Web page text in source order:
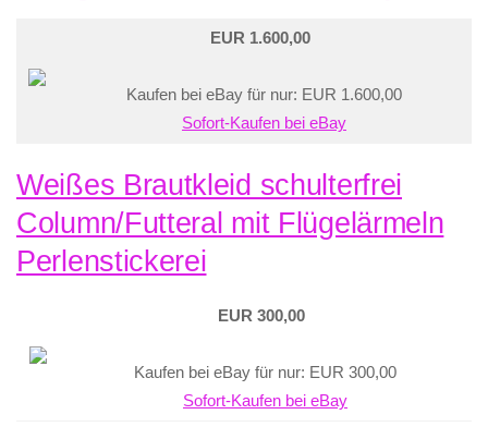
EUR 1.600,00
Kaufen bei eBay für nur: EUR 1.600,00
Sofort-Kaufen bei eBay
Weißes Brautkleid schulterfrei
Column/Futteral mit Flügelärmeln
Perlenstickerei
EUR 300,00
Kaufen bei eBay für nur: EUR 300,00
Sofort-Kaufen bei eBay